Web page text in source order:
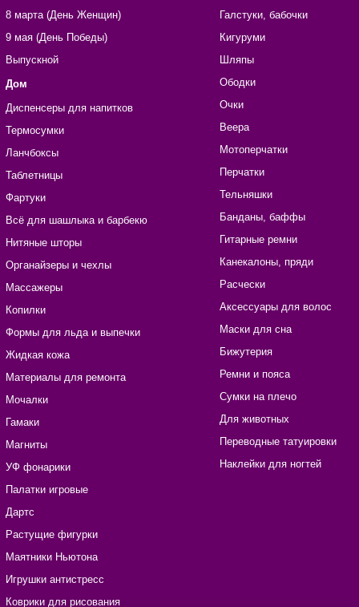
8 марта (День Женщин)
9 мая (День Победы)
Выпускной
Дом
Диспенсеры для напитков
Термосумки
Ланчбоксы
Таблетницы
Фартуки
Всё для шашлыка и барбекю
Нитяные шторы
Органайзеры и чехлы
Массажеры
Копилки
Формы для льда и выпечки
Жидкая кожа
Материалы для ремонта
Мочалки
Гамаки
Магниты
УФ фонарики
Палатки игровые
Дартс
Растущие фигурки
Маятники Ньютона
Игрушки антистресс
Коврики для рисования
Галстуки, бабочки
Кигуруми
Шляпы
Ободки
Очки
Веера
Мотоперчатки
Перчатки
Тельняшки
Банданы, баффы
Гитарные ремни
Канекалоны, пряди
Расчески
Аксессуары для волос
Маски для сна
Бижутерия
Ремни и пояса
Сумки на плечо
Для животных
Переводные татуировки
Наклейки для ногтей